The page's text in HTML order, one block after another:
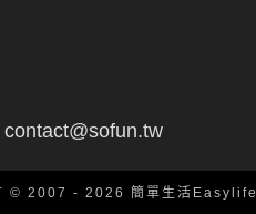
contact@sofun.tw
© 2007 - 2026 簡單生活Easylife